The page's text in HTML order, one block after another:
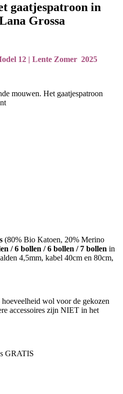
gaatjespatroon in
Grossa
12 | Lente Zomer 2025
mouwen. Het gaatjespatroon
(80% Bio Katoen, 20% Merino
/ 6 bollen / 6 bollen / 7 bollen in
4,5mm, kabel 40cm en 80cm,
wol voor de gekozen
accessoires zijn NIET in het
GRATIS